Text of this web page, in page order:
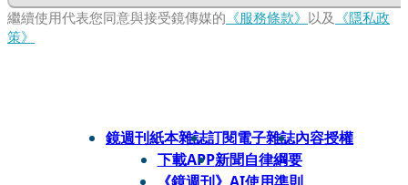
繼續使用代表您同意與接受鏡傳媒的 《服務條款》 以及 《隱私政
策》
鏡週刊紙本雜誌訂閱電子雜誌內容授權
下載APP新聞自律綱要